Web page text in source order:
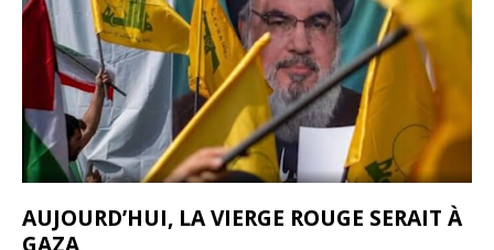
AUJOURD’HUI, LA VIERGE ROUGE SERAIT À
GAZA